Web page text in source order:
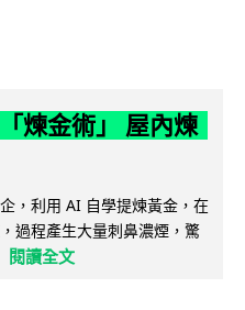
煉金術」 屋內煉
，利用 AI 自學提煉黃金，在
過程產生大量刺鼻濃煙，驚
閱讀全文